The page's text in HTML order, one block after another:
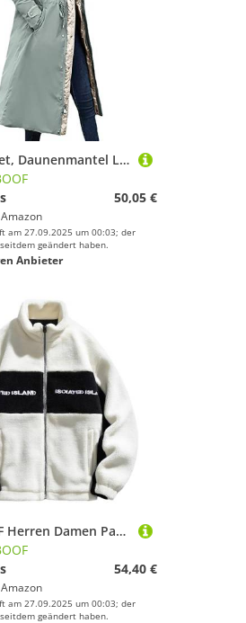
Puffer Jacket, Daunenmantel Lang Damen Wintermantel Lange Winterjacke Knielang Softshell Mantel Für Winterjacken Warm Softshellmantel Grün, M
50,05 €
Amazon
am 27.09.2025 um 00:03; der
geändert haben.
Anbieter
SKFLABOOF Herren Damen Patchwork Stehkragen Teddy Jacke 2025 Sherpa Fleecejacke Aesthetic Stuff Y2K Clothes Winter Warm Teddyfleece Jacken Mantel
54,40 €
Amazon
am 27.09.2025 um 00:03; der
geändert haben.